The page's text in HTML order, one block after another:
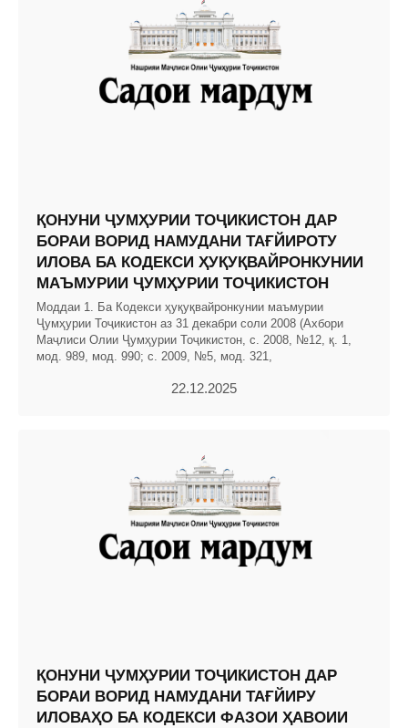
ҚОНУНИ ҶУМҲУРИИ ТОҶИКИСТОН ДАР
БОРАИ ВОРИД НАМУДАНИ ТАҒЙИРОТУ
ИЛОВА БА КОДЕКСИ ҲУҚУҚВАЙРОНКУНИИ
МАЪМУРИИ ҶУМҲУРИИ ТОҶИКИСТОН
Моддаи 1. Ба Кодекси ҳуқуқвайронкунии маъмурии
Ҷумҳурии Тоҷикистон аз 31 декабри соли 2008 (Ахбори
Маҷлиси Олии Ҷумҳурии Тоҷикистон, с. 2008, №12, қ. 1,
мод. 989, мод. 990; с. 2009, №5, мод. 321,
22.12.2025
ҚОНУНИ ҶУМҲУРИИ ТОҶИКИСТОН ДАР
БОРАИ ВОРИД НАМУДАНИ ТАҒЙИРУ
ИЛОВАҲО БА КОДЕКСИ ФАЗОИ ҲАВОИИ